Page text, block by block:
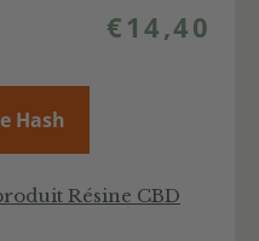
€ 14,40
Hash
Résine CBD